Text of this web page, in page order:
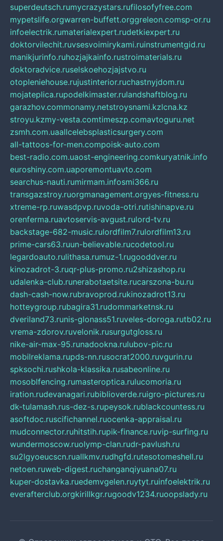
superdeutsch.rumycrazystars.rufilosofyfree.com
mypetslife.orgwarren-buffett.orggreleon.comsp-or.ru
infoelectrik.rumaterialexpert.rudetkiexpert.ru
doktorvilechit.ruvsesvoimirykami.ruinstrumentgid.ru
manikjurinfo.ruhozjajkainfo.rustroimaterials.ru
doktoradvice.ruselskoehozjajstvo.ru
otopleniehouse.rujustinterior.ruchastnyjdom.ru
mojateplica.rupodelkimaster.rulandshaftblog.ru
garazhov.commonamy.netstroysnami.kzlcna.kz
stroyu.kzmy-vesta.comtimeszp.comavtoguru.net
zsmh.com.uaallcelebsplasticsurgery.com
all-tattoos-for-men.compoisk-auto.com
best-radio.com.uaost-engineering.comkuryatnik.info
euroshiny.com.uaporemontuavto.com
searchus-nauti.rumirmam.infosmi366.ru
transgazstroy.ruorgmanagement.orgyes-fitness.ru
xtreme-rp.ruwasdpvp.ruvoda-otri.rutishinapve.ru
orenferma.ruavtoservis-avgust.rulord-tv.ru
backstage-682-music.rulordfilm7.rulordfilm13.ru
prime-cars63.ruun-believable.rucodetool.ru
legardoauto.rulithasa.rumuz-1.rugooddver.ru
kinozadrot-3.ruqr-plus-promo.ru2shizashop.ru
udalenka-club.runerabotaetsite.rucarszona-bu.ru
dash-cash-now.rubravoprod.rukinozadrot13.ru
hotteygroup.rubagira31.rudommarketnsk.ru
dveriland73.runis-glonass51.ruveles-doroga.rutb02.ru
vrema-zdorov.ruvelonik.rusurgutgloss.ru
nike-air-max-95.runadookna.rulubov-pic.ru
mobilreklama.rupds-nn.rusocrat2000.ruvgurin.ru
spksochi.rushkola-klassika.rusabeonline.ru
mosoblfencing.rumasteroptica.rulucomoria.ru
iration.rudevanagari.rubiblioverde.ruigro-pictures.ru
dk-tulamash.rus-dez-s.rupeysok.rublackcountess.ru
asoftdoc.ruscifichannel.ruocenka-appraisal.ru
mudconnector.ruhitstih.rupik-finance.ruvip-surfing.ru
wundermoscow.ruolymp-clan.rudr-pavlush.ru
su2lgyoeucscn.ruallkmv.rudhgfd.rutesotomeshell.ru
netoen.ruweb-digest.ruchanganqiyuana07.ru
kuper-dostavka.ruedemvgelen.ruytyt.ruinfoelektrik.ru
everafterclub.orgkirillkgr.rugoodv1234.ruoopslady.ru